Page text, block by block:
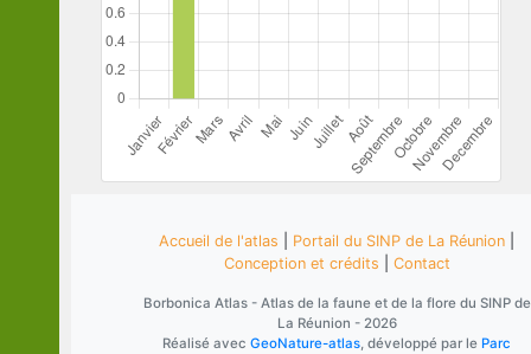
Accueil de l'atlas Portail du SINP de La Réunion
Conception et crédits
Contact
Borbonica Atlas - Atlas de la faune et de la flore du SINP de
La Réunion - 2026
Réalisé avec GeoNature-atlas, développé par le Parc